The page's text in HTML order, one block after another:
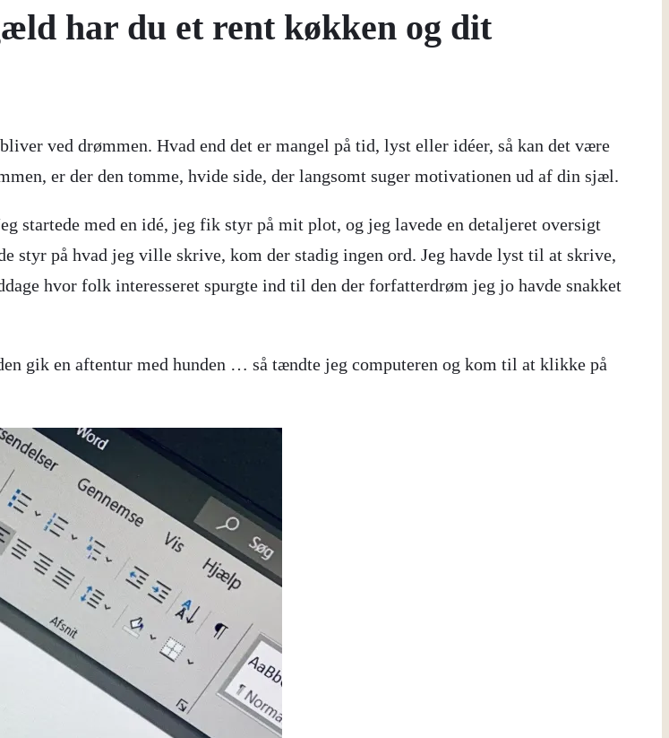
har du et rent køkken og dit
ved drømmen. Hvad end det er mangel på tid, lyst eller idéer, så kan det være
er der den tomme, hvide side, der langsomt suger motivationen ud af din sjæl.
startede med en idé, jeg fik styr på mit plot, og jeg lavede en detaljeret oversigt
styr på hvad jeg ville skrive, kom der stadig ingen ord. Jeg havde lyst til at skrive,
hvor folk interesseret spurgte ind til den der forfatterdrøm jeg jo havde snakket
gik en aftentur med hunden … så tændte jeg computeren og kom til at klikke på